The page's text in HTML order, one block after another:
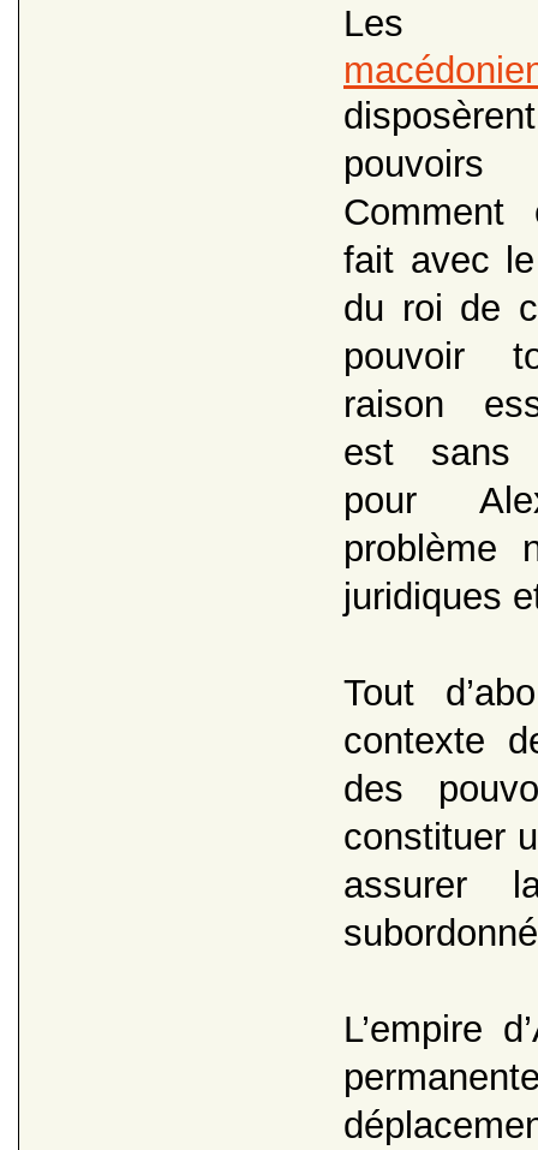
Comment
fait avec
du roi de
pouvoir
raison
est sans
pour
problème
juridiques
Tout
contexte
des
constituer
assurer
L’empire